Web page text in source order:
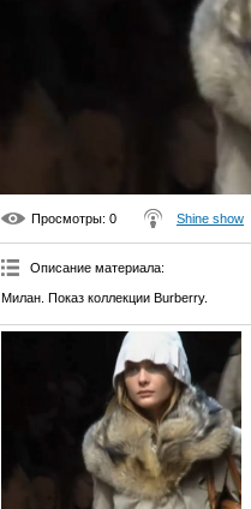
Просмотры: 0 Shine show
Описание материала:
Милан. Показ коллекции Burberry.